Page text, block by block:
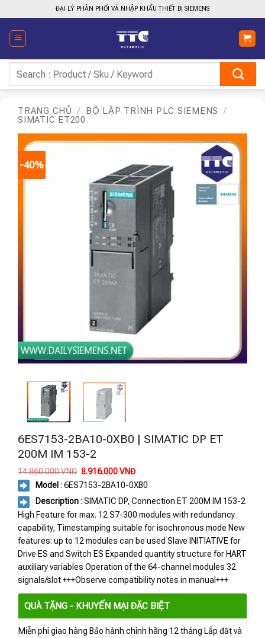
qua
nội
dung
ĐẠI LÝ PHÂN PHỐI VÀ NHẬP KHẨU THIẾT BỊ SIEMENS
kiếm:
TRANG CHỦ / BỘ LẬP TRÌNH PLC SIEMENS
/
SIMATIC ET200
-40%
6ES7153-2BA10-0XB0 | SIMATIC DP ET
200M IM 153-2
14.860.000VNĐ Giá
là:
14.860.000 VNĐ.
8.916.000VNĐGiá
tại
là:
8.916.000 VNĐ.
Model : 6ES7153-2BA10-0XB0
Description: SIMATIC DP, Connection ET 200M IM 153-2
High Feature for max. 12 S7-300 modules with redundancy
capability, Timestamping suitable for isochronous mode New
features: up to 12 modules can be used Slave INITIATIVE for
Drive ES and Switch ES Expanded quantity structure for HART
auxiliary variables Operation of the 64-channel modules 32
signals/slot +++Observe compatibility notes in manual+++
QUÀ TẶNG - KHUYẾN MẠI ĐẶC BIỆT
Miễn phí giao hàng Bảo hành chính hãng 12 tháng Lắp đặt và